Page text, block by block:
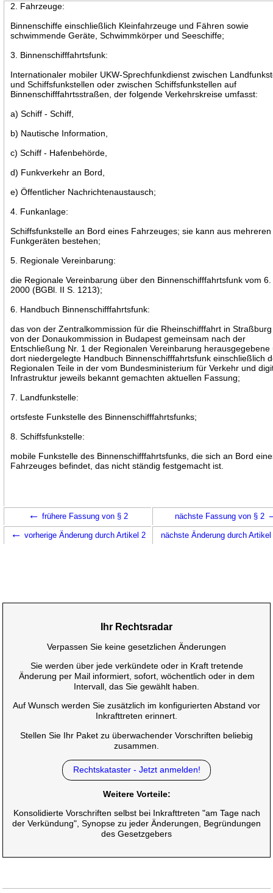
2. Fahrzeuge:
Binnenschiffe einschließlich Kleinfahrzeuge und Fähren sowie
schwimmende Geräte, Schwimmkörper und Seeschiffe;
3. Binnenschifffahrtsfunk:
Internationaler mobiler UKW-Sprechfunkdienst zwischen
und Schiffsfunkstellen oder zwischen Schiffsfunkstellen auf
Binnenschifffahrtsstraßen, der folgende Verkehrskreise umfasst:
a) Schiff - Schiff,
b) Nautische Information,
c) Schiff - Hafenbehörde,
d) Funkverkehr an Bord,
e) Öffentlicher Nachrichtenaustausch;
4. Funkanlage:
Schiffsfunkstelle an Bord eines Fahrzeuges; sie kann aus mehreren
Funkgeräten bestehen;
5. Regionale Vereinbarung:
die Regionale Vereinbarung über den Binnenschifffahrtsfunk vom 6.
2000 (BGBl. II S. 1213);
6. Handbuch Binnenschifffahrtsfunk:
das von der Zentralkommission für die Rheinschifffahrt in
von der Donaukommission in Budapest gemeinsam nach der
Entschließung Nr. 1 der Regionalen Vereinbarung herausgegebene
dort niedergelegte Handbuch Binnenschifffahrtsfunk einschließlich
Regionalen Teile in der vom Bundesministerium für Verkehr und
Infrastruktur jeweils bekannt gemachten aktuellen Fassung;
7. Landfunkstelle:
ortsfeste Funkstelle des Binnenschifffahrtsfunks;
8. Schiffsfunkstelle:
mobile Funkstelle des Binnenschifffahrtsfunks, die sich an Bord
Fahrzeuges befindet, das nicht ständig festgemacht ist.
← frühere Fassung von § 2 nächste Fassung von § 2
← vorherige Änderung durch Artikel 2 nächste Änderung durch
Ihr Rechtsradar
Verpassen Sie keine gesetzlichen Änderungen
Sie werden über jede verkündete oder in Kraft tretende
Änderung per Mail informiert, sofort, wöchentlich oder in dem
Intervall, das Sie gewählt haben.
Auf Wunsch werden Sie zusätzlich im konfigurierten Abstand vor
Inkrafttreten erinnert.
Stellen Sie Ihr Paket zu überwachender Vorschriften beliebig
zusammen.
Rechtskataster - Jetzt anmelden!
Weitere Vorteile:
Konsolidierte Vorschriften selbst bei Inkrafttreten "am Tage nach
der Verkündung", Synopse zu jeder Änderungen, Begründungen
des Gesetzgebers